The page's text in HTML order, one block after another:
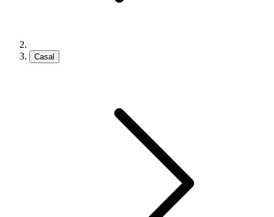
Casal